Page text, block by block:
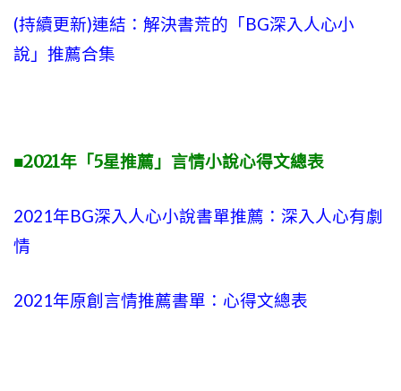
(持續更新)連結：解決書荒的「BG深入人心小
說」推薦合集
■2021年「5星推薦」言情小說心得文總表
2021年BG深入人心小說書單推薦：深入人心有劇
情
2021年原創言情推薦書單：心得文總表